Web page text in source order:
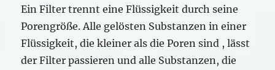
Ein Filter trennt eine Flüssigkeit durch seine
Porengröße. Alle gelösten Substanzen in einer
Flüssigkeit, die kleiner als die Poren sind , lässt
der Filter passieren und alle Substanzen, die